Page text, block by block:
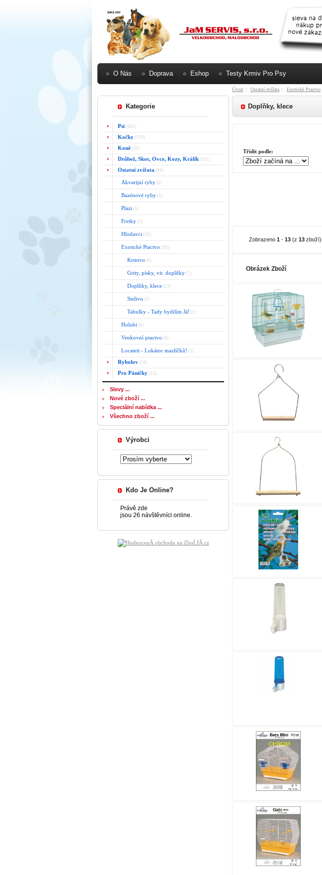
O Nás Doprava Eshop Testy Krmiv Pro Psy
Kategorie
Psi (881)
Kočky (139)
Koně (50)
Drůbež, Skot, Ovce, Kozy, Králík (151)
Ostatní zvířata (94)
Akvarijní ryby (6)
Bazénové ryby (6)
Plazi (5)
Fretky (2)
Hlodavci (26)
Exotické Ptactvo (33)
Krmivo (8)
Grity, písky, vit. doplňky (7)
Doplňky, klece (13)
Stelivo (3)
Tabulky - Tady bydilím Já! (2)
Holubi (6)
Venkovní ptactvo (8)
Locateit - Lokátor mazlíčků! (2)
Rybolov (54)
Pro Páníčky (13)
Slevy ...
Nové zboží ...
Speciální nabídka ...
Všechno zboží ...
Výrobci
Kdo Je Online?
Právě zde
jsou 26 návštěvníci online.
Úvod :: Ostatní zvířata :: Exotické Ptactvo
Doplňky, klece
Třídit podle:
Zobrazeno 1 - 13 (z 13 zboží)
Obrázek Zboží